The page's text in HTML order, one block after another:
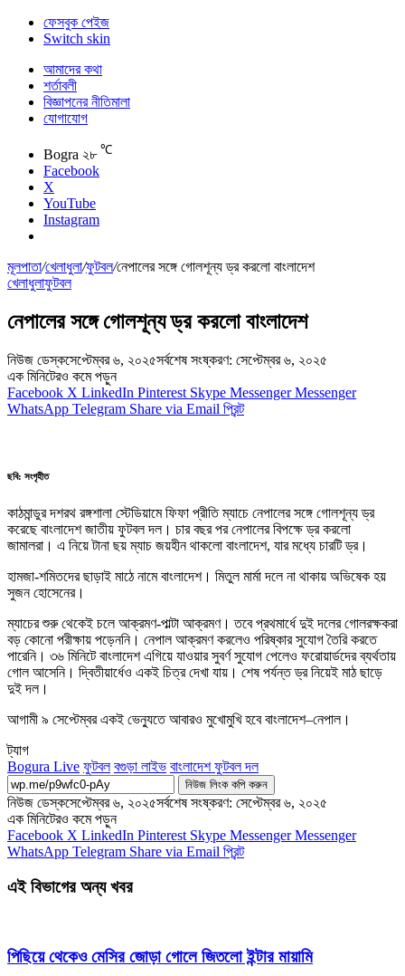
ফেসবুক পেইজ
Switch skin
আমাদের কথা
শর্তাবলী
বিজ্ঞাপনের নীতিমালা
যোগাযোগ
Bogra ২৮ ℃
Facebook
X
YouTube
Instagram
মূলপাতা/খেলাধুলা/ফুটবল/নেপালের সঙ্গে গোলশূন্য ড্র করলো বাংলাদেশ
খেলাধুলাফুটবল
নেপালের সঙ্গে গোলশূন্য ড্র করলো বাংলাদেশ
নিউজ ডেস্কসেপ্টেম্বর ৬, ২০২৫সর্বশেষ সংষ্করণ: সেপ্টেম্বর ৬, ২০২৫
এক মিনিটেরও কমে পড়ুন
Facebook X LinkedIn Pinterest Skype Messenger Messenger
WhatsApp Telegram Share via Email প্রিন্ট
ছবি: সংগৃহীত
কাঠমান্ডুর দশরথ রঙ্গশালা স্টেডিয়ামে ফিফা প্রীতি ম্যাচে নেপালের সঙ্গে গোলশূন্য ড্র
করেছে বাংলাদেশ জাতীয় ফুটবল দল। চার বছর পর নেপালের বিপক্ষে ড্র করলো
জামালরা। এ নিয়ে টানা ছয় ম্যাচ জয়হীন থাকলো বাংলাদেশ, যার মধ্যে চারটি ড্র।
হামজা-শমিতদের ছাড়াই মাঠে নামে বাংলাদেশ। মিতুল মার্মা দলে না থাকায় অভিষেক হয়
সুজন হোসেনের।
ম্যাচের শুরু থেকেই চলে আক্রমণ-পাল্টা আক্রমণ। তবে প্রথমার্ধে দুই দলের গোলরক্ষকরা
বড় কোনো পরীক্ষায় পড়েননি। নেপাল আক্রমণ করলেও পরিষ্কার সুযোগ তৈরি করতে
পারেনি। ৩৬ মিনিটে বাংলাদেশ এগিয়ে যাওয়ার সুবর্ণ সুযোগ পেলেও ফরোয়ার্ডদের ব্যর্থতায়
গোল আসেনি। দ্বিতীয়ার্ধেও একই চিত্র দেখা যায়। শেষ পর্যন্ত ড্র নিয়েই মাঠ ছাড়ে
দুই দল।
আগামী ৯ সেপ্টেম্বর একই ভেন্যুতে আবারও মুখোমুখি হবে বাংলাদেশ–নেপাল।
ট্যাগ
Bogura Live ফুটবল বগুড়া লাইভ বাংলাদেশ ফুটবল দল
নিউজ লিংক কপি করুন
নিউজ ডেস্কসেপ্টেম্বর ৬, ২০২৫সর্বশেষ সংষ্করণ: সেপ্টেম্বর ৬, ২০২৫
এক মিনিটেরও কমে পড়ুন
Facebook X LinkedIn Pinterest Skype Messenger Messenger
WhatsApp Telegram Share via Email প্রিন্ট
এই বিভাগের অন্য খবর
পিছিয়ে থেকেও মেসির জোড়া গোলে জিতলো ইন্টার মায়ামি